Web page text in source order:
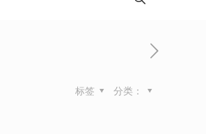
分类：
标签